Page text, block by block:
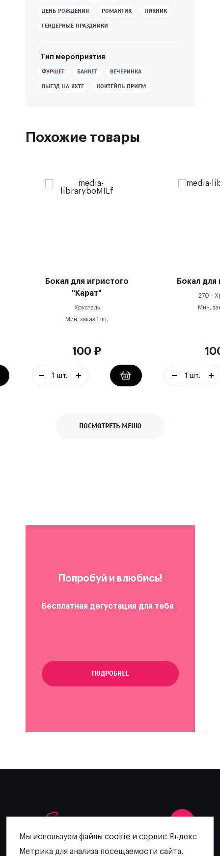
ДЕНЬ РОЖДЕНИЯ РОМАНТИК ПИКНИК
ГЕНДЕРНЫЕ ПРАЗДНИКИ
Тип мероприятия
ФУРШЕТ БАНКЕТ ВЕЧЕРИНКА
ВЫЕЗД НА ЯХТЕ КОКТЕЙЛЬ ПРИЕМ
Похожие товары
Бокал для игристого
"Карат"
Хрусталь
Мин. заказ 1 шт.
100 ₽
Бокал для
270 -
Мин.
ПОСМОТРЕТЬ МЕНЮ
Попробуй и влюбись!
Бесплатная дегустация для тебя
ПОДРОБНЕЕ
Мы используем файлы cookie и сервис Яндекс
Метрика для анализа посещаемости сайта.